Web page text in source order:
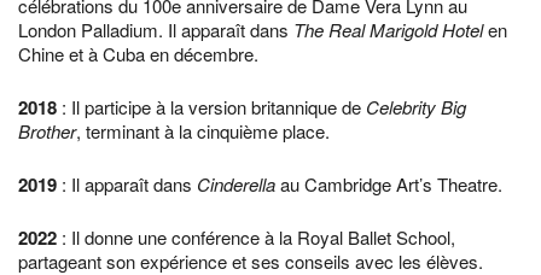
célébrations du 100e anniversaire de Dame Vera Lynn au
London Palladium. Il apparaît dans The Real Marigold Hotelen
Chine et à Cuba en décembre.
2018 : Il participe à la version britannique de Celebrity Big
Brother, terminant à la cinquième place.
2019 : Il apparaît dans Cinderellaau Cambridge Art’s Theatre.
2022 : Il donne une conférence à la Royal Ballet School,
partageant son expérience et ses conseils avec les élèves.